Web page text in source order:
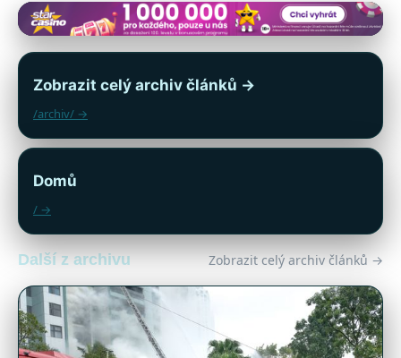
Zobrazit celý archiv článků →
/archiv/ →
Domů
/ →
Další z archivu Zobrazit celý archiv článků →